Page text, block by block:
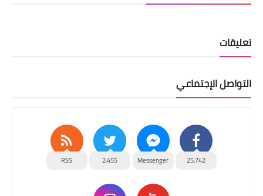
تعليقات
التواصل الإجتماعي
25,742
Messenger
2,455
RSS